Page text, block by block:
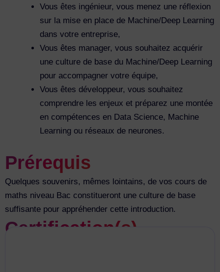
Vous êtes ingénieur, vous menez une réflexion
sur la mise en place de Machine/Deep Learning
dans votre entreprise,
Vous êtes manager, vous souhaitez acquérir
une culture de base du Machine/Deep Learning
pour accompagner votre équipe,
Vous êtes développeur, vous souhaitez
comprendre les enjeux et préparez une montée
en compétences en Data Science, Machine
Learning ou réseaux de neurones.
Prérequis
Quelques souvenirs, mêmes lointains, de vos cours de
maths niveau Bac constitueront une culture de base
suffisante pour appréhender cette introduction.
Certification(s)